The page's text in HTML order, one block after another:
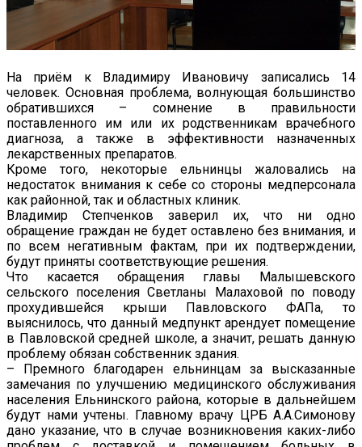
На приём к Владимиру Ивановичу записались 14
человек. Основная проблема, волнующая большинство
обратившихся – сомнение в правильности
поставленного им или их родственникам врачебного
диагноза, а также в эффективности назначенных
лекарственных препаратов.
Кроме того, некоторые ельнинцы жаловались на
недостаток внимания к себе со стороны медперсонала
как районной, так и областных клиник.
Владимир Степченков заверил их, что ни одно
обращение граждан не будет оставлено без внимания, и
по всем негативным фактам, при их подтверждении,
будут приняты соответствующие решения.
Что касается обращения главы Малышевского
сельского поселения Светланы Малаховой по поводу
прохудившейся крыши Павловского ФАПа, то
выяснилось, что данный медпункт арендует помещение
в Павловской средней школе, а значит, решать данную
проблему обязан собственник здания.
– Премного благодарен ельнинцам за высказанные
замечания по улучшению медицинского обслуживания
населения Ельнинского района, которые в дальнейшем
будут нами учтены. Главному врачу ЦРБ А.А.Симонову
дано указание, что в случае возникновения каких-либо